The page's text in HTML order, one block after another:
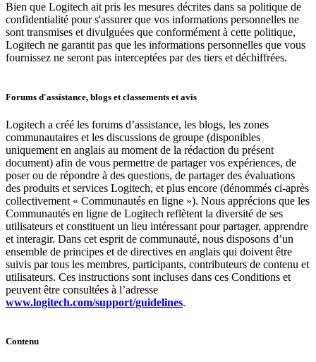
Bien que Logitech ait pris les mesures décrites dans sa politique de
confidentialité pour s'assurer que vos informations personnelles ne
sont transmises et divulguées que conformément à cette politique,
Logitech ne garantit pas que les informations personnelles que vous
fournissez ne seront pas interceptées par des tiers et déchiffrées.
Forums d'assistance, blogs et classements et avis
Logitech a créé les forums d’assistance, les blogs, les zones
communautaires et les discussions de groupe (disponibles
uniquement en anglais au moment de la rédaction du présent
document) afin de vous permettre de partager vos expériences, de
poser ou de répondre à des questions, de partager des évaluations
des produits et services Logitech, et plus encore (dénommés ci-après
collectivement « Communautés en ligne »). Nous apprécions que les
Communautés en ligne de Logitech reflètent la diversité de ses
utilisateurs et constituent un lieu intéressant pour partager, apprendre
et interagir. Dans cet esprit de communauté, nous disposons d’un
ensemble de principes et de directives en anglais qui doivent être
suivis par tous les membres, participants, contributeurs de contenu et
utilisateurs. Ces instructions sont incluses dans ces Conditions et
peuvent être consultées à l’adresse
www.logitech.com/support/guidelines.
Contenu